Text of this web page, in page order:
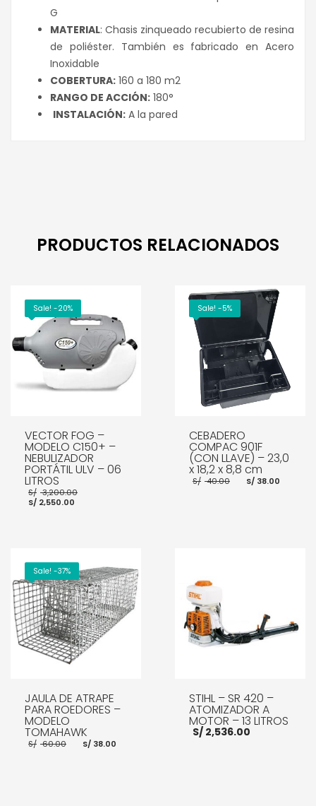
G
MATERIAL: Chasis zinqueado recubierto de resina
de poliéster. También es fabricado en Acero
Inoxidable
COBERTURA: 160 a 180 m2
RANGO DE ACCIÓN: 180°
INSTALACIÓN: A la pared
PRODUCTOS RELACIONADOS
Sale! -20%
VECTOR FOG –
MODELO C150+ –
NEBULIZADOR
PORTÁTIL ULV – 06
LITROS
S/ 3,200.00
S/ 2,550.00
AÑADIR AL CARRITO
Sale! -5%
CEBADERO
COMPAC 901F
(CON LLAVE) – 23,0
x 18,2 x 8,8 cm
S/ 40.00 El
precio
S/38.00
Sale! -37%
JAULA DE ATRAPE
PARA ROEDORES –
MODELO
TOMAHAWK
S/ 60.00 El
precio
S/ 38.00
STIHL – SR 420 –
ATOMIZADOR A
MOTOR – 13 LITROS
S/2,536.00